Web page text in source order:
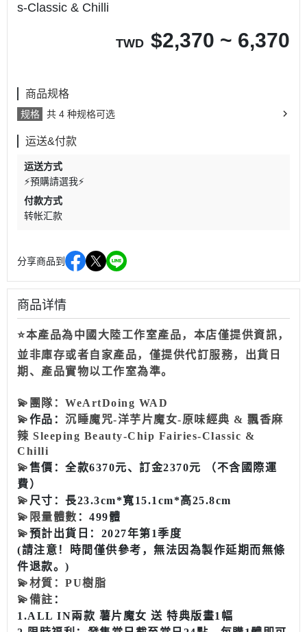
s-Classic & Chilli
TWD $2,370 ~ 6,370
商品规格
规格 共 4 种规格可选
运送&付款
运送方式
⚡預購請選我⚡
付款方式
转帐汇款
分享商品到
商品详情
⭐本產品為中國大陸工作室產品，本店僅提供資訊，
並非庫存或者自家產品，僅提供代訂服務，出貨日
期、產品實物以工作室為準。
💫 團隊：WeArtDoing WAD
💫作品： 沉睡魔咒-洋芋片魔女-原味經典 & 飄香麻
辣 Sleeping Beauty-Chip Fairies-Classic &
Chilli
💫售價：全款6370元、訂金2370元 （不含國際運
費）
💫 尺寸：長23.3cm*寬15.1cm*高25.8cm
💫 限量體數 ：499體
💫預計出貨日：2027年第1季度
(請注意！時間僅供參考，無法因為製作延期而無條
件退款。)
💫材質：PU樹脂
💫備註 ：
1.ALL IN兩款 薯片魔女 送 特典版畫1幅